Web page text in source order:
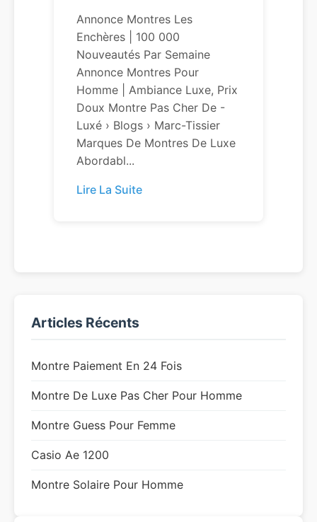
Annonce Montres Les
Enchères | 100 000
Nouveautés Par Semaine
Annonce Montres Pour
Homme | Ambiance Luxe, Prix
Doux Montre Pas Cher De -
Luxé › Blogs › Marc-Tissier
Marques De Montres De Luxe
Abordabl...
Lire La Suite
Articles Récents
Montre Paiement En 24 Fois
Montre De Luxe Pas Cher Pour Homme
Montre Guess Pour Femme
Casio Ae 1200
Montre Solaire Pour Homme